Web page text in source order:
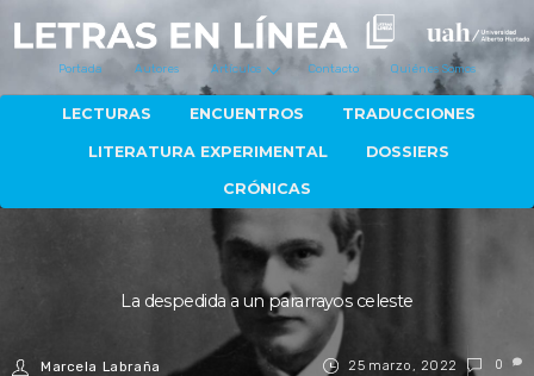
Portada Autores Artículos Contacto Quiénes Somos
LECTURAS ENCUENTROS TRADUCCIONES
LITERATURA EXPERIMENTAL DOSSIERS
CRÓNICAS
25 marzo, 2022
La despedida a un pararrayos celeste
Marcela Labraña 0